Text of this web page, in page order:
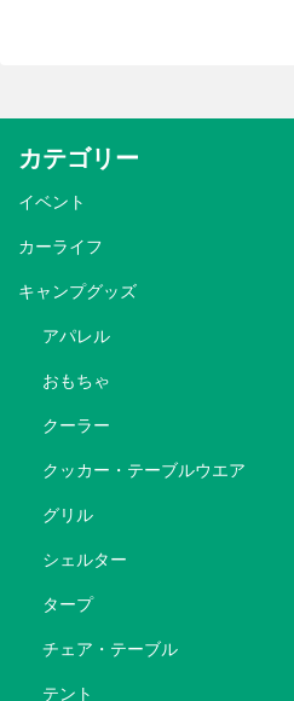
カテゴリー
イベント
カーライフ
キャンプグッズ
アパレル
おもちゃ
クーラー
クッカー・テーブルウエア
グリル
シェルター
タープ
チェア・テーブル
テント